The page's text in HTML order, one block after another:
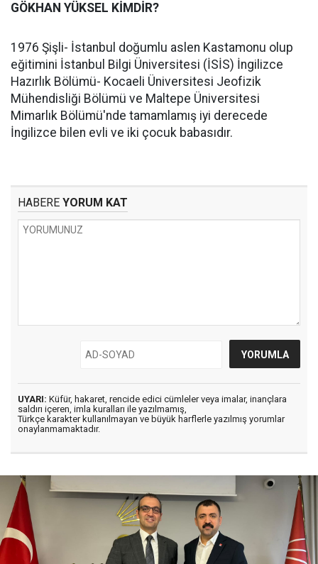
GÖKHAN YÜKSEL KİMDİR?
1976 Şişli- İstanbul doğumlu aslen Kastamonu olup
eğitimini İstanbul Bilgi Üniversitesi (İSİS) İngilizce
Hazırlık Bölümü- Kocaeli Üniversitesi Jeofizik
Mühendisliği Bölümü ve Maltepe Üniversitesi
Mimarlık Bölümü'nde tamamlamış iyi derecede
İngilizce bilen evli ve iki çocuk babasıdır.
HABERE YORUM KAT
UYARI: Küfür, hakaret, rencide edici cümleler veya imalar, inançlara
saldırı içeren, imla kuralları ile yazılmamış,
Türkçe karakter kullanılmayan ve büyük harflerle yazılmış yorumlar
onaylanmamaktadır.